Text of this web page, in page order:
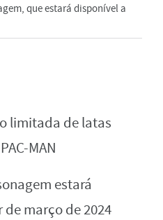
que estará disponível a
limitada de latas
MAN
estará
março de 2024